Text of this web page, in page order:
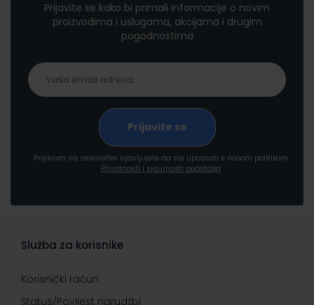
Prijavite se kako bi primali informacije o novim
proizvodima i uslugama, akcijama i drugim
pogodnostima
Prijavom na newsletter izjavljujete da ste upoznati s našom politikom
Privatnosti i sigurnosti podataka
Služba za korisnike
Korisnički račun
Status/Povijest narudžbi